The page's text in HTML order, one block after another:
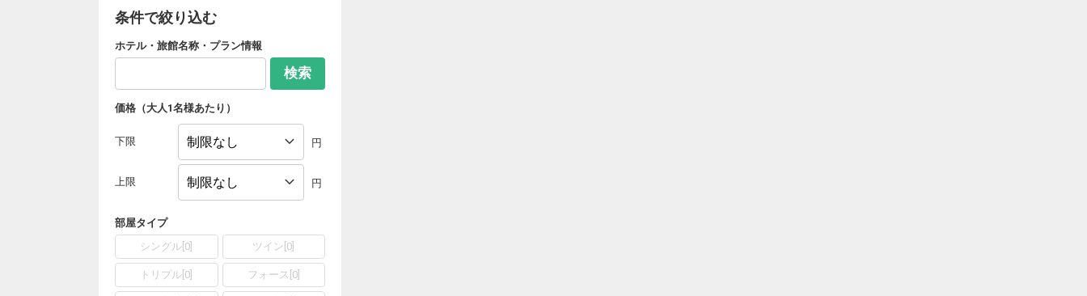
条件で絞り込む
ホテル・旅館名称・プラン情報
検索
価格（大人1名様あたり）
下限 円
上限 円
部屋タイプ
シングル 0 ツイン 0
トリプル 0 フォース 0]